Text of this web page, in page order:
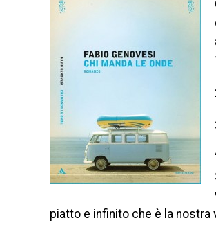
piatto e infinito che è la